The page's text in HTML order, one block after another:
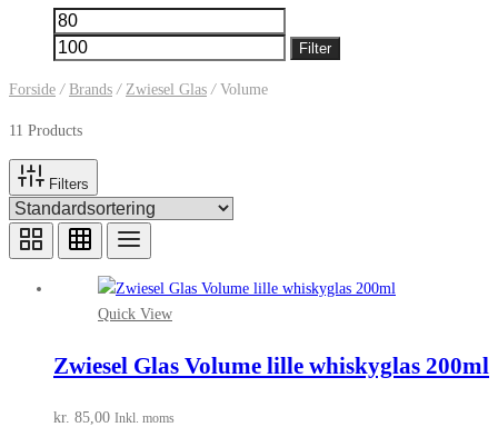
Mindste
pris
prisFilter
Forside / Brands / Zwiesel Glas /Volume
11 Products
Filters
Quick View
Zwiesel Glas Volume lille whiskyglas 200ml
kr. 85,00 Inkl. moms